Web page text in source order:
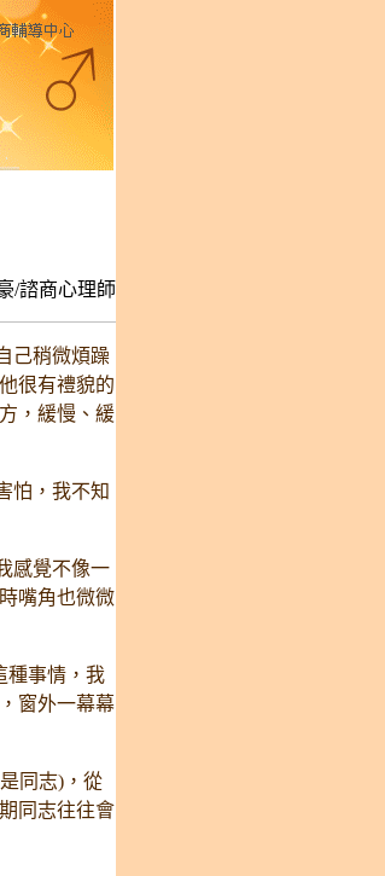
/諮商心理師
己稍微煩躁
很有禮貌的
，緩慢、緩
怕，我不知
感覺不像一
嘴角也微微
種事情，我
窗外一幕幕
同志)，從
同志往往會